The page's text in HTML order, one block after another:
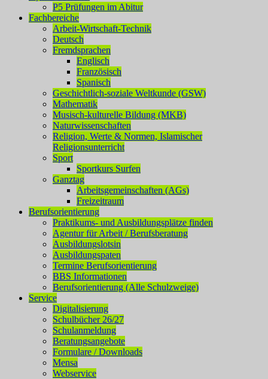
P5 Prüfungen im Abitur
Fachbereiche
Arbeit-Wirtschaft-Technik
Deutsch
Fremdsprachen
Englisch
Französisch
Spanisch
Geschichtlich-soziale Weltkunde (GSW)
Mathematik
Musisch-kulturelle Bildung (MKB)
Naturwissenschaften
Religion, Werte & Normen, Islamischer
Religionsunterricht
Sport
Sportkurs Surfen
Ganztag
Arbeitsgemeinschaften (AGs)
Freizeitraum
Berufsorientierung
Praktikums- und Ausbildungsplätze finden
Agentur für Arbeit / Berufsberatung
Ausbildungslotsin
Ausbildungspaten
Termine Berufsorientierung
BBS Informationen
Berufsorientierung (Alle Schulzweige)
Service
Digitalisierung
Schulbücher 26/27
Schulanmeldung
Beratungsangebote
Formulare / Downloads
Mensa
Webservice